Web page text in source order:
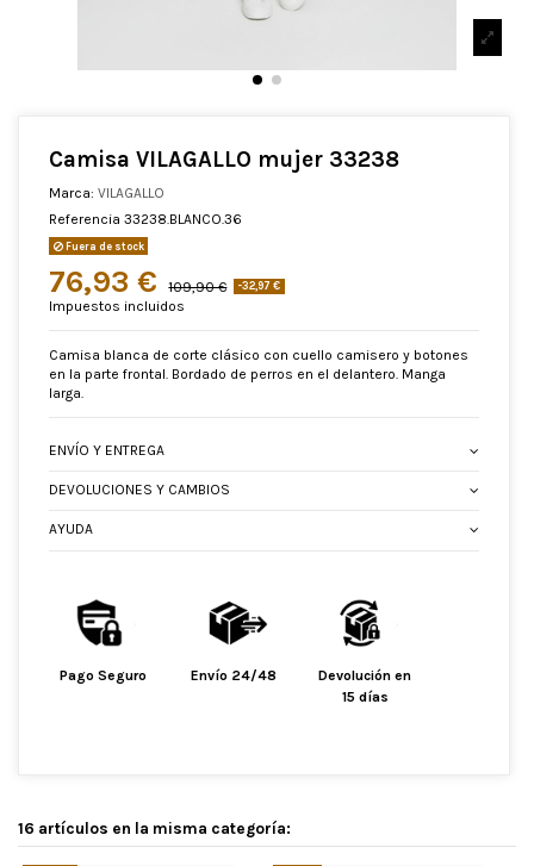
Camisa VILAGALLO mujer 33238
Marca: VILAGALLO
Referencia 33238.BLANCO.36
Fuera de stock
76,93 € 109,90 € -32,97 €
Impuestos incluidos
Camisa blanca de corte clásico con cuello camisero y botones
en la parte frontal. Bordado de perros en el delantero. Manga
larga.
ENVÍO Y ENTREGA
DEVOLUCIONES Y CAMBIOS
AYUDA
Pago Seguro Envío 24/48
Devolución en
15 días
16 artículos en la misma categoría: